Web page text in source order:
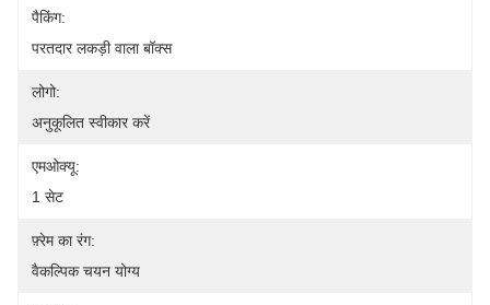
पैकिंग:
परतदार लकड़ी वाला बॉक्स
लोगो:
अनुकूलित स्वीकार करें
एमओक्यू:
1 सेट
फ़्रेम का रंग:
वैकल्पिक चयन योग्य